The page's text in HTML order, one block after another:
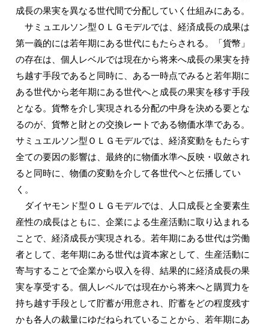
成長の果実を異なる世代間で分配していく仕組みにある。
サミュエルソン型ＯＬＧモデルでは、経済成長の成果は
第一義的には若年期にある世代にもたらされる。「貨幣」
の存在は、個人レベルでは現在から将来へ成長の果実を持
ち越す手段であると同時に、ある一時点でみると若年期に
ある世代から老年期にある世代へと成長の果実を移す手段
となる。貨幣を介し実現される分配の中身を決める要とな
るのが、貨幣と財との交換レートである物価水準である。
サミュエルソン型ＯＬＧモデルでは、経済変動をもたらす
全ての要因の影響は、最終的に物価水準へ反映・収斂され
ると同時に、物価の変動を介して各世代へと伝播してい
く。
ダイヤモンド型ＯＬＧモデルでは、人口成長と全要素生
産性の成長はともに、企業による生産活動に取り込まれる
ことで、経済成長が実現される。若年期にある世代は労働
者として、老年期にある世代は資本家として、生産活動に
寄与することで企業から収入を得、結果的に経済成長の果
実を享受する。個人レベルでは現在から将来へと購買力を
持ち越す手段として貯蓄が用意され、貯蓄をどの程度残す
かも各人の裁量にゆだねられていることから、若年期にあ